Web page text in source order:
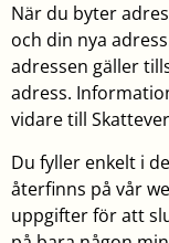
När du byter
och din nya
adressen gäller
adress.
vidare till
Du fyller enkelt i
återfinns på vår
uppgifter för att